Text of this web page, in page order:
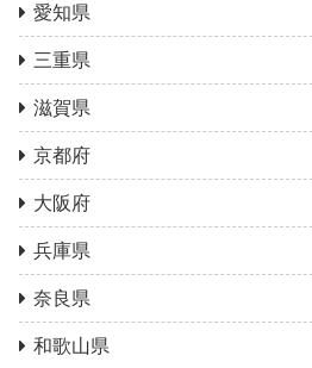
愛知県
三重県
滋賀県
京都府
大阪府
兵庫県
奈良県
和歌山県